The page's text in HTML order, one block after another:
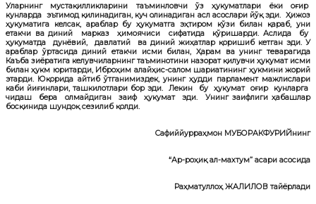
Уларнинг мустақилликларини таъминловчи ўз ҳукуматлари ёки оғир
кунларда эътимод қилинадиган, куч олинадиган асл асослари йўқ эди. Ҳижоз
ҳукуматига келсак, араблар бу ҳукуматга эҳтиром кўзи билан қараб, уни
етакчи ва диний марказ ҳимоячиси сифатида кўришарди. Аслида бу
ҳукуматда дунёвий, давлатий ва диний жиҳатлар қоришиб кетган эди. У
араблар ўртасида диний етакчи исми билан, Ҳарам ва унинг теварагида
Каъба зиёратига келувчиларнинг таъминотини назорат қилувчи ҳукумат исми
билан ҳукм юритарди, Иброҳим алайҳис-салом шариатининг ҳукмини жорий
этарди. Юқорида айтиб ўтганимиздек, унинг ҳудди парламент мажлислари
каби йиғинлари, ташкилотлари бор эди. Лекин бу ҳукумат оғир кунларга
чидаш бера олмайдиган заиф ҳукумат эди. Унинг заифлиги ҳабашлар
босқинида шундоқ сезилиб қолди.
Сафиййурраҳмон МУБОРАКФУРИЙнинг
“Ар-роҳиқ ал-махтум” асари асосида
Раҳматуллоҳ ЖАЛИЛОВ тайёрлади